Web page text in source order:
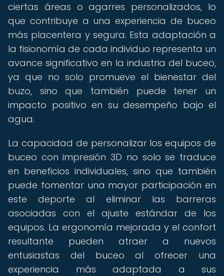
ciertas áreas o agarres personalizados, lo
que contribuye a una experiencia de buceo
más placentera y segura. Esta adaptación a
la fisionomía de cada individuo representa un
avance significativo en la industria del buceo,
ya que no solo promueve el bienestar del
buzo, sino que también puede tener un
impacto positivo en su desempeño bajo el
agua.
La capacidad de personalizar los equipos de
buceo con impresión 3D no solo se traduce
en beneficios individuales, sino que también
puede fomentar una mayor participación en
este deporte al eliminar las barreras
asociadas con el ajuste estándar de los
equipos. La ergonomía mejorada y el confort
resultante pueden atraer a nuevos
entusiastas del buceo al ofrecer una
experiencia más adaptada a sus